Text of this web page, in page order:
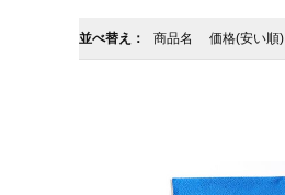
並べ替え： 商品名 価格(安い順)